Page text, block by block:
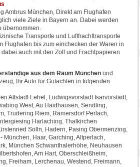
Ambrus München, Direkt am Flughafen
viele Ziele in Bayern an. Dabei werden
übernommen.
Transporte und Luftfrachttransporte
Flughafen bis zum einchecken der Waren in
auch mit den Zoll und Frachtpapieren
aus dem Raum München und
Ihr Auto für Gutachten in folgenden
Altstadt Lehel, Ludwigsvorstadt Isarvorstadt,
West, Au Haidhausen, Sendling,
Trudering Riem, Ramersdorf Perlach,
Harlaching, Thalkirchen
Solln, Hadern, Pasing Obermenzing,
München, Haar, Garching, Altperlach,
München Schwanthalerhöhe, Neuhausen
Am Hart, Oberschleißheim,
Freiham, Lerchenau, Westend, Freimann,